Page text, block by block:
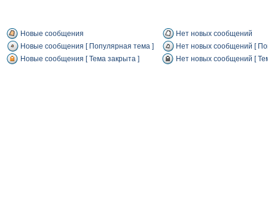
Новые сообщения
Нет новых сообщений
Новые сообщения [ Популярная тема ]
Нет новых сообщений [
Новые сообщения [ Тема закрыта ]
Нет новых сообщений [